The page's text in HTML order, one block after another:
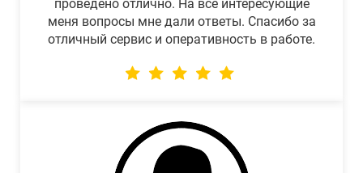
проведено отлично. На все интересующие
меня вопросы мне дали ответы. Спасибо за
отличный сервис и оперативность в работе.